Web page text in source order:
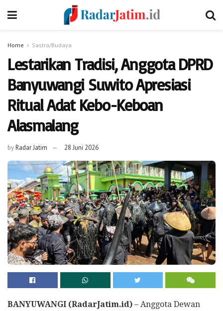
Home Sastra/Budaya
Lestarikan Tradisi, Anggota DPRD
Banyuwangi Suwito Apresiasi
Ritual Adat Kebo-Keboan
Alasmalang
byRadar Jatim 28 Juni 2026
BANYUWANGI (RadarJatim.id) – Anggota Dewan